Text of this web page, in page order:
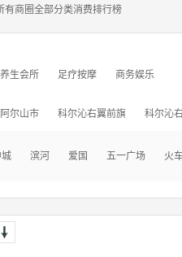
有商圈全部分类消费排行榜
养生会所 足疗按摩 商务娱乐
阿尔山市 科尔沁右翼前旗 科尔沁
滨河 爱国 五一广场 火